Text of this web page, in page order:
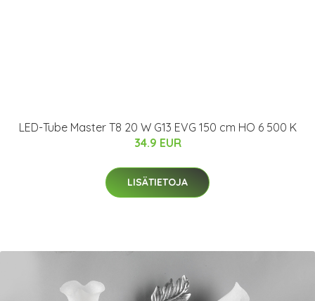
LED-Tube Master T8 20 W G13 EVG 150 cm HO 6 500 K
34.9 EUR
LISÄTIETOJA